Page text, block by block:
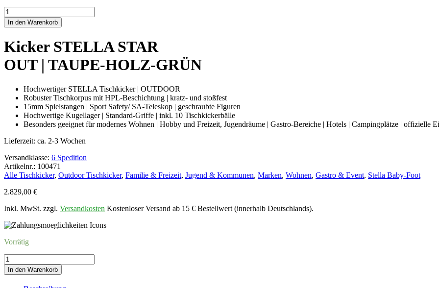
Kicker
STELLA
STAROUT
TAUPE-
HOLZ-
GRÜN
Menge
In den Warenkorb
Kicker STELLA STAR
OUT | TAUPE-HOLZ-GRÜN
Hochwertiger STELLA Tischkicker | OUTDOOR
Robuster Tischkorpus mit HPL-Beschichtung | kratz- und stoßfest
15mm Spielstangen | Sport Safety/ SA-Teleskop | geschraubte Figuren
Hochwertige Kugellager | Standard-Griffe | inkl. 10 Tischkickerbälle
Besonders geeignet für modernes Wohnen | Hobby und Freizeit, Jugendräume | Gastro-Bereiche | Hotels | Campingplätze | offizielle
Lieferzeit: ca. 2-3 Wochen
Versandklasse: 6 Spedition
Artikelnr.: 100471
Alle Tischkicker, Outdoor Tischkicker, Familie & Freizeit, Jugend & Kommunen, Marken, Wohnen, Gastro & Event, Stella Baby-Foot
2.829,00 €
Inkl. MwSt. zzgl. Versandkosten Kostenloser Versand ab 15 € Bestellwert (innerhalb Deutschlands).
Vorrätig
Kicker
STELLA
STAROUT
In den Warenkorb